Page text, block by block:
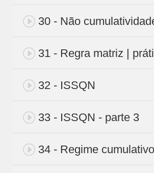
30 - Não
31 - Regra matriz |
32 - ISSQN
33 - ISSQN - parte 3
34 - Regime cumulativo